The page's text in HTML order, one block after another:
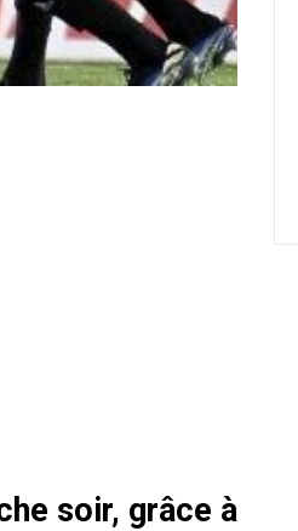
soir, grâce à